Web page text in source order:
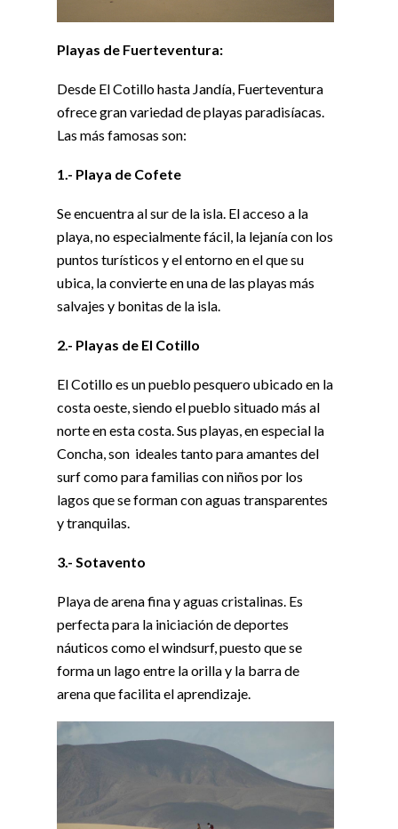
Playas de Fuerteventura:
Desde El Cotillo hasta Jandía, Fuerteventura
ofrece gran variedad de playas paradisíacas.
Las más famosas son:
1.- Playa de Cofete
Se encuentra al sur de la isla. El acceso a la
playa, no especialmente fácil, la lejanía con los
puntos turísticos y el entorno en el que su
ubica, la convierte en una de las playas más
salvajes y bonitas de la isla.
2.- Playas de El Cotillo
El Cotillo es un pueblo pesquero ubicado en la
costa oeste, siendo el pueblo situado más al
norte en esta costa. Sus playas, en especial la
Concha, son ideales tanto para amantes del
surf como para familias con niños por los
lagos que se forman con aguas transparentes
y tranquilas.
3.- Sotavento
Playa de arena fina y aguas cristalinas. Es
perfecta para la iniciación de deportes
náuticos como el windsurf, puesto que se
forma un lago entre la orilla y la barra de
arena que facilita el aprendizaje.